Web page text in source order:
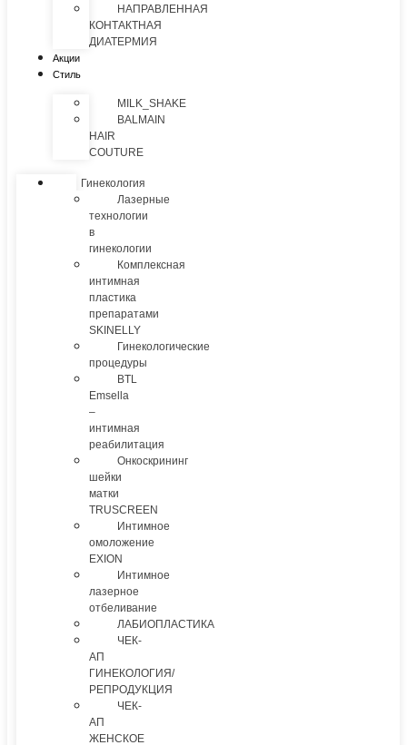
НАПРАВЛЕННАЯ
КОНТАКТНАЯ
ДИАТЕРМИЯ
Акции
Стиль
MILK_SHAKE
BALMAIN
HAIR
COUTURE
Гинекология
Лазерные
технологии
в
гинекологии
Комплексная
интимная
пластика
препаратами
SKINELLY
Гинекологические
процедуры
BTL
Emsella
–
интимная
реабилитация
Онкоскрининг
шейки
матки
TRUSCREEN
Интимное
омоложение
EXION
Интимное
лазерное
отбеливание
ЛАБИОПЛАСТИКА
ЧЕК-
АП
ГИНЕКОЛОГИЯ/
РЕПРОДУКЦИЯ
ЧЕК-
АП
ЖЕНСКОЕ